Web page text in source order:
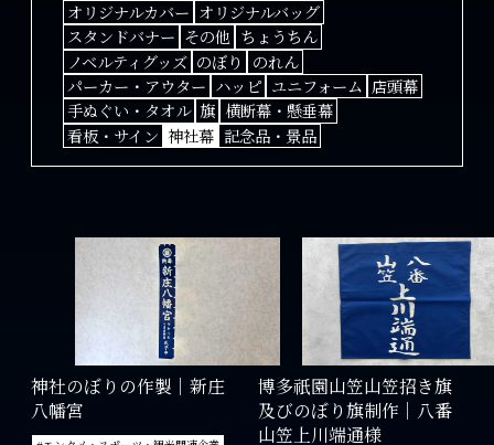
オリジナルカバー オリジナルバッグ
スタンドバナー その他 ちょうちん
ノベルティグッズ のぼり
のれん
パーカー・アウター ハッピ ユニフォーム 店頭幕
手ぬぐい・タオル 旗 横断幕・懸垂幕
看板・サイン 神社幕 記念品・景品
神社のぼりの作製｜新庄
八幡宮
博多祇園山笠山笠招き旗
及びのぼり旗制作｜八番
山笠上川端通様